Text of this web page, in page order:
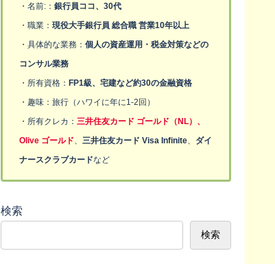
・名前:： 銀行員ココ、30代
・職業： 現役大手銀行員 総合職 営業10年以上
・具体的な業務： 個人の資産運用・税金対策などの
コンサル業務
・所有資格： FP1級、宅建など約30の金融資格
・趣味：旅行（ハワイに年に1-2回）
・所有クレカ： 三井住友カード ゴールド（NL）、
Olive ゴールド、 三井住友カード Visa Infinite、 ダイ
ナースクラブカードなど
検索
検索